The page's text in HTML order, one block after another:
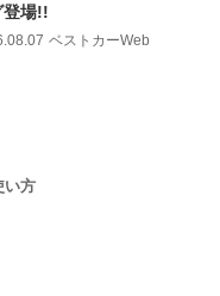
登場!!
ベストカーWeb
い方